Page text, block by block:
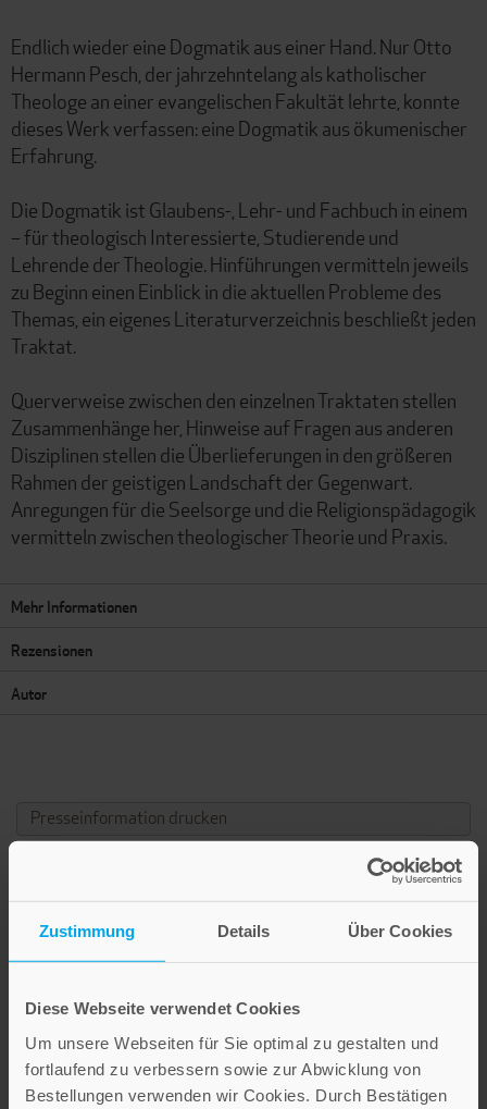
Zustimmung Details Über Cookies
Diese Webseite verwendet Cookies
Um unsere Webseiten für Sie optimal zu gestalten und
fortlaufend zu verbessern sowie zur Abwicklung von
Bestellungen verwenden wir Cookies. Durch Bestätigen
Endlich wieder eine Dogmatik aus einer Hand. Nur Otto
Hermann Pesch, der jahrzehntelang als katholischer
Theologe an einer evangelischen Fakultät lehrte, konnte
dieses Werk verfassen: eine Dogmatik aus ökumenischer
Erfahrung.
Die Dogmatik ist Glaubens-, Lehr- und Fachbuch in einem
– für theologisch Interessierte, Studierende und
Lehrende der Theologie. Hinführungen vermitteln jeweils
zu Beginn einen Einblick in die aktuellen Probleme des
Themas, ein eigenes Literaturverzeichnis beschließt jeden
Traktat.
Querverweise zwischen den einzelnen Traktaten stellen
Zusammenhänge her, Hinweise auf Fragen aus anderen
Disziplinen stellen die Überlieferungen in den größeren
Rahmen der geistigen Landschaft der Gegenwart.
Anregungen für die Seelsorge und die Religionspädagogik
vermitteln zwischen theologischer Theorie und Praxis.
Mehr Informationen
Rezensionen
Autor
Presseinformation drucken
GESAMTAUSGABE
für nur € 68,– statt € 78,–
Band I erschien 2008 unter der ISBN 978-3-7867-
2627-2